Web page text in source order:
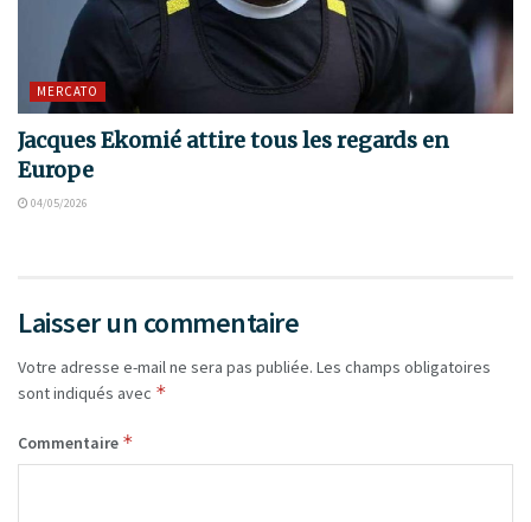
MERCATO
Jacques Ekomié attire tous les regards en
Europe
04/05/2026
Laisser un commentaire
Votre adresse e-mail ne sera pas publiée. Les champs obligatoires
sont indiqués avec *
Commentaire *